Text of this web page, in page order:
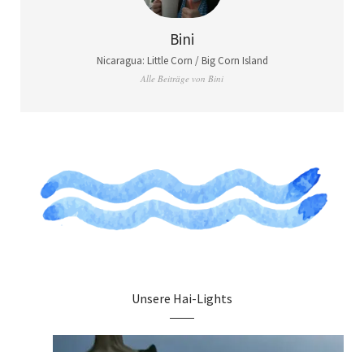
Bini
Nicaragua: Little Corn / Big Corn Island
Alle Beiträge von Bini
Unsere Hai-Lights